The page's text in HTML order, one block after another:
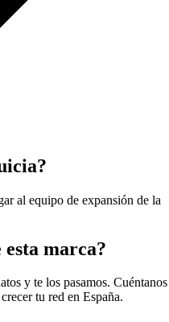
al equipo de expansión de la
esta marca?
y te los pasamos. Cuéntanos
tu red en España.